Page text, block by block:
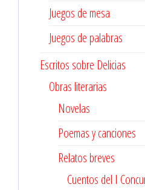
Juegos de mesa
Juegos de palabras
Escritos sobre Delicias
Obras literarias
Novelas
Poemas y canciones
Relatos breves
Cuentos del I